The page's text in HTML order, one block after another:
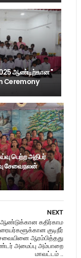
ஆண்டிற்கான "
Ceremony
பெற்ற அதிபர்
சேவைநலன்
NEXT
ஆண்டுக்கான கதிர்காம
குடிநீர்
ஆரம்பித்தது
அமைப்பு அம்பாறை
மாவட்டம் ..